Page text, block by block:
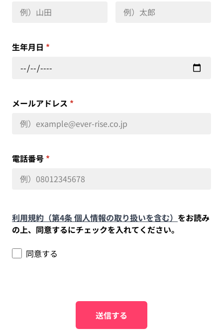
生年月日 *
メールアドレス *
電話番号 *
利用規約（第4条 個人情報の取り扱いを含む） をお読み
の上、同意するにチェックを入れてください。
同意する
送信する